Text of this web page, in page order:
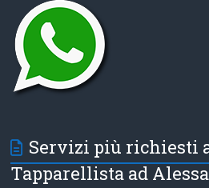
Servizi più richiesti
Tapparellista ad